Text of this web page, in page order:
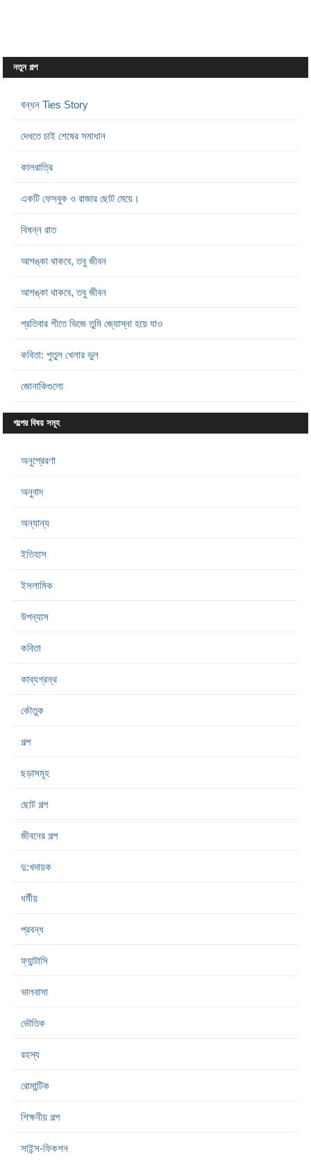
নতুন গল্প
বন্ধন Ties Story
দেখতে চাই শেষের সমাধান
কালরাত্রি
একটি ফেসবুক ও রাজার ছোট মেয়ে।
বিষন্ন রাত
আশঙ্কা থাকবে, তবু জীবন
আশঙ্কা থাকবে, তবু জীবন
প্রতিবার শীতে ভিজে তুমি জ্যোস্না হয়ে যাও
কবিতা: পুতুল খেলার ভুল
জোনাকিগুলো
গল্পের বিষয় সমূহ
অনুপ্রেরণা
অনুবাদ
অন্যান্য
ইতিহাস
ইসলামিক
উপন্যাস
কবিতা
কাব্যগ্রন্থ
কৌতুক
গল্প
ছড়াসমূহ
ছোট গল্প
জীবনের গল্প
দু:খদায়ক
ধর্মীয়
প্রবন্ধ
ফ্যান্টাসি
ভালবাসা
ভৌতিক
রহস্য
রোমান্টিক
শিক্ষনীয় গল্প
সাইন্স-ফিকশন